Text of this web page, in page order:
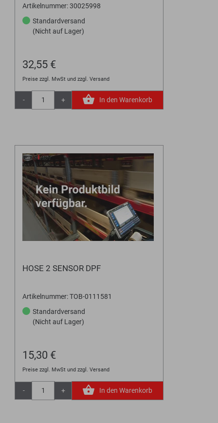
Artikelnummer: 30025998
Standardversand
(Nicht auf Lager)
32,55 €
Preise zzgl. MwSt und zzgl. Versand
- + In den Warenkorb
HOSE 2 SENSOR DPF
Artikelnummer: TOB-0111581
Standardversand
(Nicht auf Lager)
15,30 €
Preise zzgl. MwSt und zzgl. Versand
- + In den Warenkorb